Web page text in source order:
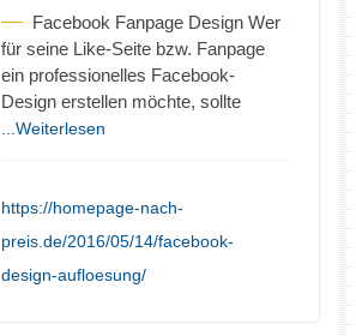
Facebook Fanpage Design Wer
für seine Like-Seite bzw. Fanpage
ein professionelles Facebook-
Design erstellen möchte, sollte
...Weiterlesen
https://homepage-nach-
preis.de/2016/05/14/facebook-
design-aufloesung/